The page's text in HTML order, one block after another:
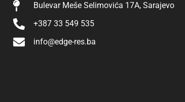
Bulevar Meše Selimovića 17A, Sarajevo
+387 33 549 535
info@edge-res.ba